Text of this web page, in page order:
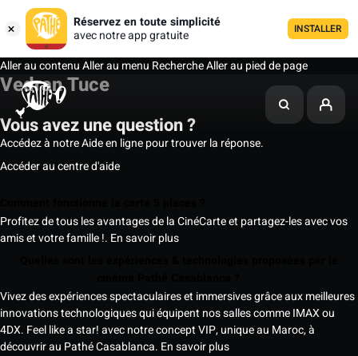
Réservez en toute simplicité
avec notre app gratuite
INSTALLER
Aller au contenuAller au menu RechercheAller au pied de page
Vedran Tuce
Vous avez une question ?
Accédez à notre Aide en ligne pour trouver la réponse.
Accéder au centre d'aide
Profitez de tous les avantages de la CinéCarte et partagez-les avec vos
amis et votre famille !. En savoir plus
Vivez des expériences spectaculaires et immersives grâce aux meilleures
innovations technologiques qui équipent nos salles comme IMAX ou
4DX. Feel like a star! avec notre concept VIP, unique au Maroc, à
découvrir au Pathé Casablanca. En savoir plus